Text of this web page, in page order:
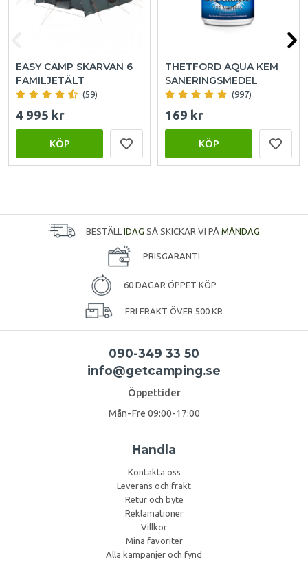
EASY CAMP SKARVAN 6
FAMILJETÄLT
(59)
4 995 kr
KÖP
THETFORD AQUA KEM
SANERINGSMEDEL
(997)
169 kr
KÖP
BESTÄLL IDAG SÅ SKICKAR VI PÅ MÅNDAG
PRISGARANTI
60 DAGAR ÖPPET KÖP
FRI FRAKT ÖVER 500 KR
090-349 33 50
info@getcamping.se
Öppettider
Mån-Fre 09:00-17:00
Handla
Kontakta oss
Leverans och frakt
Retur och byte
Reklamationer
Villkor
Mina favoriter
Alla kampanjer och fynd